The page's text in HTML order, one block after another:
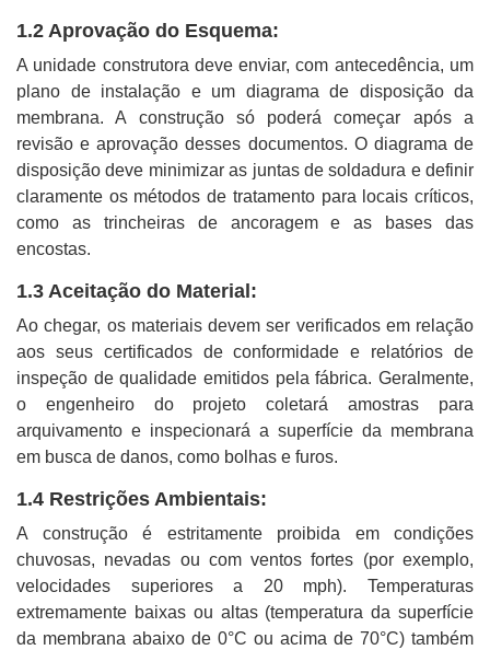
1.2 Aprovação do Esquema:
A unidade construtora deve enviar, com antecedência, um
plano de instalação e um diagrama de disposição da
membrana. A construção só poderá começar após a
revisão e aprovação desses documentos. O diagrama de
disposição deve minimizar as juntas de soldadura e definir
claramente os métodos de tratamento para locais críticos,
como as trincheiras de ancoragem e as bases das
encostas.
1.3 Aceitação do Material:
Ao chegar, os materiais devem ser verificados em relação
aos seus certificados de conformidade e relatórios de
inspeção de qualidade emitidos pela fábrica. Geralmente,
o engenheiro do projeto coletará amostras para
arquivamento e inspecionará a superfície da membrana
em busca de danos, como bolhas e furos.
1.4 Restrições Ambientais:
A construção é estritamente proibida em condições
chuvosas, nevadas ou com ventos fortes (por exemplo,
velocidades superiores a 20 mph). Temperaturas
extremamente baixas ou altas (temperatura da superfície
da membrana abaixo de 0°C ou acima de 70°C) também